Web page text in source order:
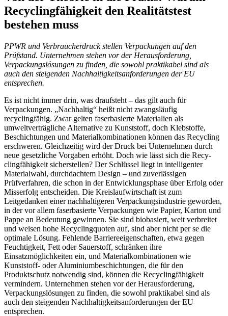
Recyclingfähigkeit den Realitätstest
bestehen muss
PPWR und Verbraucherdruck stellen Verpackungen auf den
Prüfstand. Unternehmen stehen vor der Herausforderung,
Verpackungslösungen zu finden, die sowohl praktikabel sind als
auch den steigenden Nachhaltigkeitsanforderungen der EU
entsprechen.
Es ist nicht immer drin, was draufsteht – das gilt auch für
Verpackungen. „Nachhaltig“ heißt nicht zwangsläufig
recyclingfähig. Zwar gelten faserbasierte Materialien als
umweltverträgliche Alternative zu Kunststoff, doch Klebstoffe,
Beschichtungen und Materialkombinationen können das Recycling
erschweren. Gleichzeitig wird der Druck bei Unternehmen durch
neue gesetzliche Vorgaben erhöht. Doch wie lässt sich die Recy­
clingfähigkeit sicherstellen? Der Schlüssel liegt in intelligenter
Materialwahl, durchdachtem Design – und zuverlässigen
Prüfverfahren, die schon in der Entwicklungsphase über Erfolg oder
Misserfolg entscheiden. Die Kreislaufwirtschaft ist zum
Leitgedanken einer nachhaltigeren Verpackungsindustrie geworden,
in der vor allem faserbasierte Verpackungen wie Papier, Karton und
Pappe an Bedeutung gewinnen. Sie sind biobasiert, weit verbreitet
und weisen hohe Recy­clingquoten auf, sind aber nicht per se die
optimale Lösung. Fehlende Barriereeigenschaften, etwa gegen
Feuchtigkeit, Fett oder Sauerstoff, schränken ihre
Einsatzmöglichkeiten ein, und Materialkombinationen wie
Kunststoff- oder Aluminiumbeschichtungen, die für den
Produktschutz notwendig sind, können die Recyclingfähigkeit
vermindern. Unternehmen stehen vor der Herausforderung,
Verpackungslösungen zu finden, die sowohl praktikabel sind als
auch den steigenden Nachhaltigkeitsanforderungen der EU
entsprechen.